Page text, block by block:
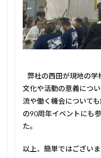
弊社の西田が現地の学
文化や活動の意義につ
流や働く機会について
の90周年イベントにも
た。
以上、簡単ではござい